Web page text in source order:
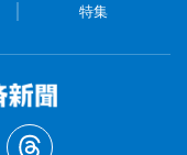
特集